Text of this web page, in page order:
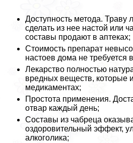
Доступность метода. Траву
сделать из нее настой или
составы продают в аптеках;
Стоимость препарат
настоев дома не требуется
Лекарство полностью
вредных веществ, которые
медикаментах;
Простота применения.
отвар каждый день;
Составы из чабреца
оздоровительный эффект,
алкоголика;